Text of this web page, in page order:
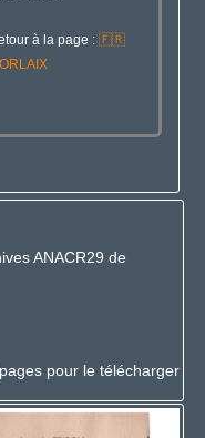
à la page : 🇫🇷
ANACR29 de
pour le télécharger